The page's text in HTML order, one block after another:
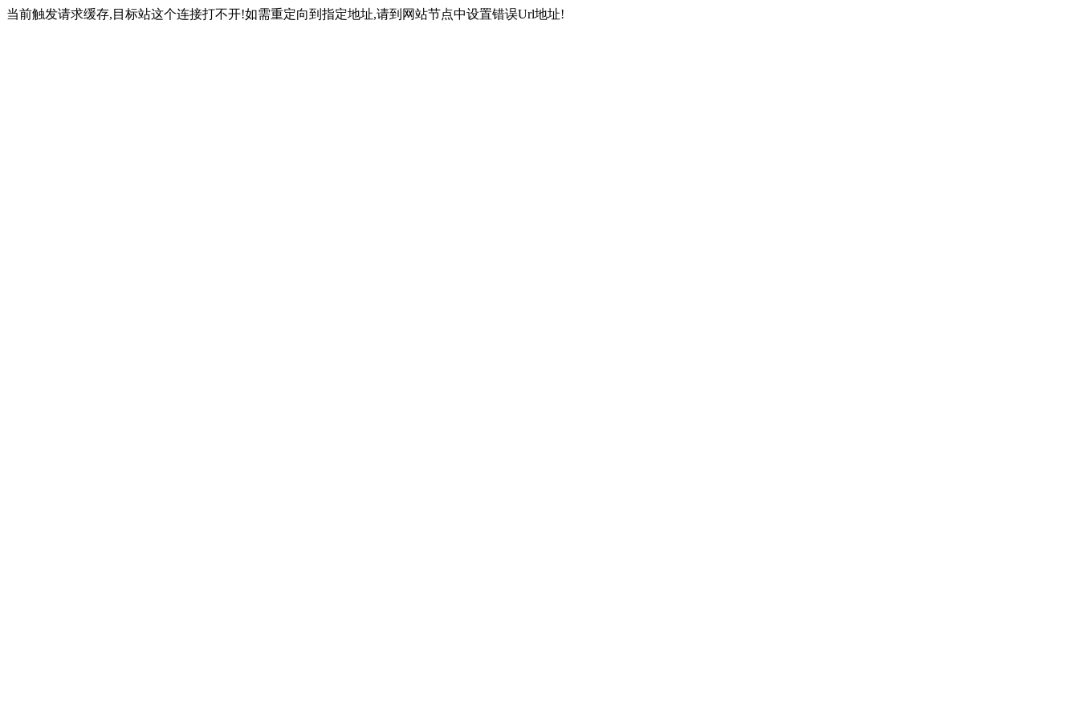
当前触发请求缓存,目标站这个连接打不开!如需重定向到指定地址,请到网站节点中设置错误Url地址!